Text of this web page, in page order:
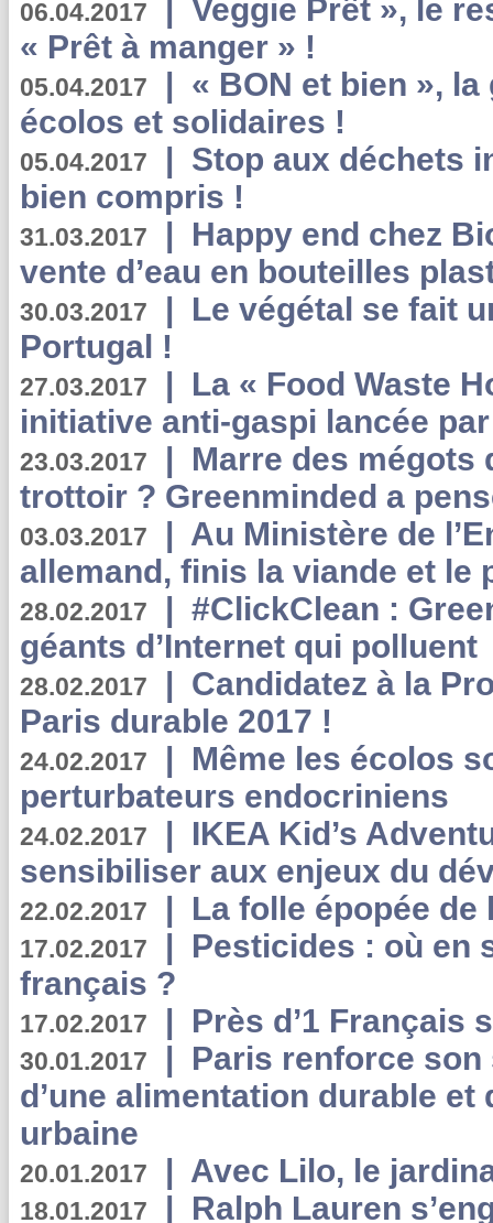
06.04.2017 | Veggie Prêt », le
« Prêt à manger » !
05.04.2017 | « BON et bien »,
écolos et solidaires !
05.04.2017 | Stop aux déchets
bien compris !
31.03.2017 | Happy end chez
vente d’eau en bouteilles
30.03.2017 | Le végétal se fait
Portugal !
27.03.2017 | La « Food Waste
initiative anti-gaspi lancée
23.03.2017 | Marre des mégots
trottoir ? Greenminded a
03.03.2017 | Au Ministère de
allemand, finis la viande et le
28.02.2017 | #ClickClean :
géants d’Internet qui polluent
28.02.2017 | Candidatez à la
Paris durable 2017 !
24.02.2017 | Même les écolos
perturbateurs endocriniens
24.02.2017 | IKEA Kid’s
sensibiliser aux enjeux du
22.02.2017 | La folle épopée de
17.02.2017 | Pesticides : où en
français ?
17.02.2017 | Près d’1 Français
30.01.2017 | Paris renforce
d’une alimentation durable et
urbaine
20.01.2017 | Avec Lilo, le
18.01.2017 | Ralph Lauren